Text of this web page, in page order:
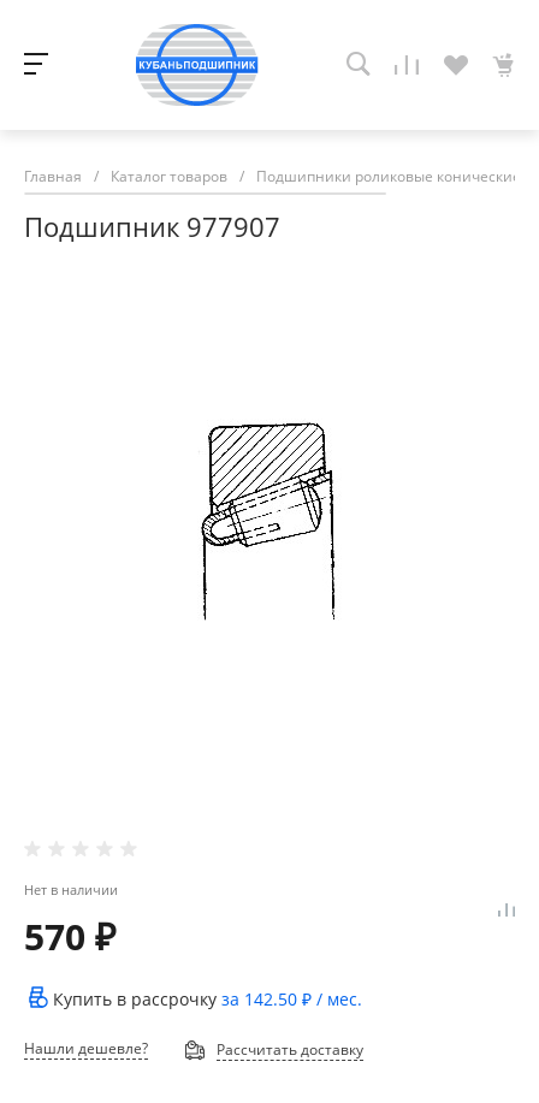
Главная / Каталог товаров / Подшипники роликовые конические
Подшипник 977907
Нет в наличии
570 ₽
Купить в рассрочку за 142.50 ₽ / мес.
Нашли дешевле? Рассчитать доставку